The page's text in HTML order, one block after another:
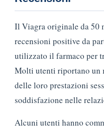
Il Viagra originale da 50
recensioni positive da
utilizzato il farmaco per
Molti utenti riportano un
delle loro prestazioni
soddisfazione nelle
Alcuni utenti hanno